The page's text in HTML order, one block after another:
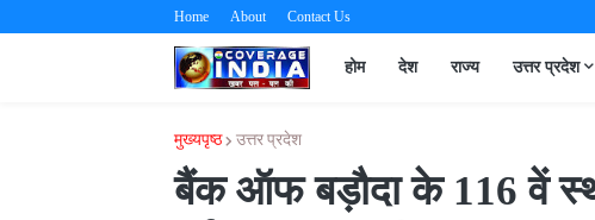
Home About Contact Us
होम देश राज्य उत्तर प्रदेश
मुख्यपृष्ठ उत्तर प्रदेश
बैंक ऑफ बड़ौदा के 116 वें